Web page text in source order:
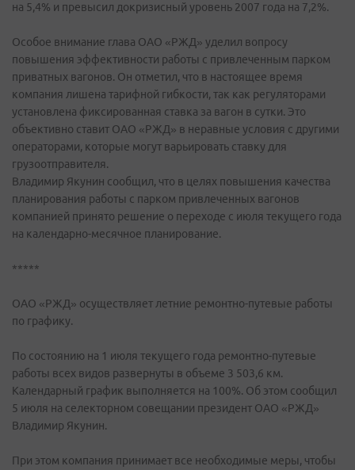
на 5,4% и превысил докризисный уровень 2007 года на 7,2%.
Особое внимание глава ОАО «РЖД» уделил вопросу
повышения эффективности работы с привлеченным парком
приватных вагонов. Он отметил, что в настоящее время
компания лишена тарифной гибкости, так как регуляторами
установлена фиксированная ставка за вагон в сутки. Это
объективно ставит ОАО «РЖД» в неравные условия с другими
операторами, которые могут варьировать ставку для
грузоотправителя.
Владимир Якунин сообщил, что в целях повышения качества
планирования работы с парком привлеченных вагонов
компанией принято решение о переходе с июля текущего года
на календарно-месячное планирование.
*****
ОАО «РЖД» осуществляет летние ремонтно-путевые работы
по графику.
По состоянию на 1 июля текущего года ремонтно-путевые
работы всех видов развернуты в объеме 3 503,6 км.
Календарный график выполняется на 100%. Об этом сообщил
5 июля на селекторном совещании президент ОАО «РЖД»
Владимир Якунин.
При этом компания принимает все необходимые меры, чтобы